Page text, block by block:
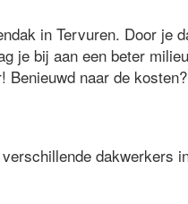
in Tervuren. Door je
je bij aan een beter
Benieuwd naar de kosten?
dakwerkers